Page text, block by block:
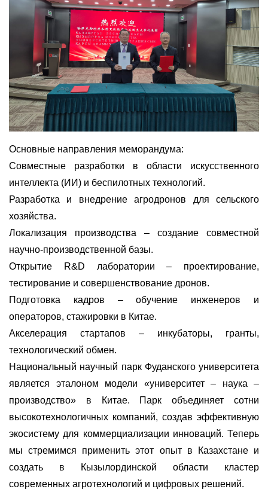
Основные направления меморандума:
Совместные разработки в области искусственного
интеллекта (ИИ) и беспилотных технологий.
Разработка и внедрение агродронов для сельского
хозяйства.
Локализация производства – создание совместной
научно-производственной базы.
Открытие R&D лаборатории – проектирование,
тестирование и совершенствование дронов.
Подготовка кадров – обучение инженеров и
операторов, стажировки в Китае.
Акселерация стартапов – инкубаторы, гранты,
технологический обмен.
Национальный научный парк Фуданского университета
является эталоном модели «университет – наука –
производство» в Китае. Парк объединяет сотни
высокотехнологичных компаний, создав эффективную
экосистему для коммерциализации инноваций. Теперь
мы стремимся применить этот опыт в Казахстане и
создать в Кызылординской области кластер
современных агротехнологий и цифровых решений.